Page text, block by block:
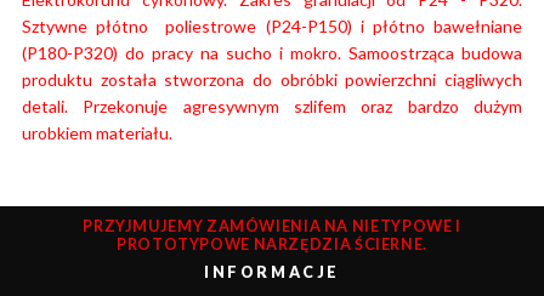
Sztywne płótno poliestrowe (P24-P150) i płótno bawełniane
(P180-P320) do pracy na sucho i mokro. Samoostrząca budowa
produktu została stworzona do obróbki powierzchni ciągliwych
detali. Przekonuje agresywnym szlifem oraz bardzo dużym
urobkiem materiału.
PRZYJMUJEMY ZAMÓWIENIA NA NIETYPOWE I
PROTOTYPOWE NARZĘDZIA ŚCIERNE.
INFORMACJE